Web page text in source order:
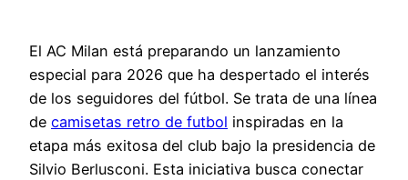
El AC Milan está preparando un lanzamiento
especial para 2026 que ha despertado el interés
de los seguidores del fútbol. Se trata de una línea
de camisetas retro de futbol inspiradas en la
etapa más exitosa del club bajo la presidencia de
Silvio Berlusconi. Esta iniciativa busca conectar